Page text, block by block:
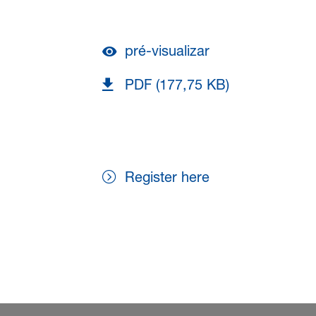
pré-visualizar
PDF (177,75 KB)
Register here